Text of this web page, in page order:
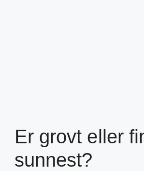
Er grovt eller
sunnest?